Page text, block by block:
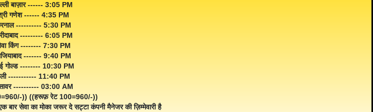
बाज़ार ------ 3:05 PM
गणेश ------ 4:35 PM
---------- 5:30 PM
--------- 6:05 PM
किंग -------- 7:30 PM
------- 9:40 PM
गोल्ड -------- 10:30 PM
----------- 11:40 PM
---------- 03:00 AM
)) ((हरूफ़ रेट 100=960/-))
बार सेवा का मोका जरूर दे सट्टा कंपनी मैनेजर की ज़िम्मेवारी है